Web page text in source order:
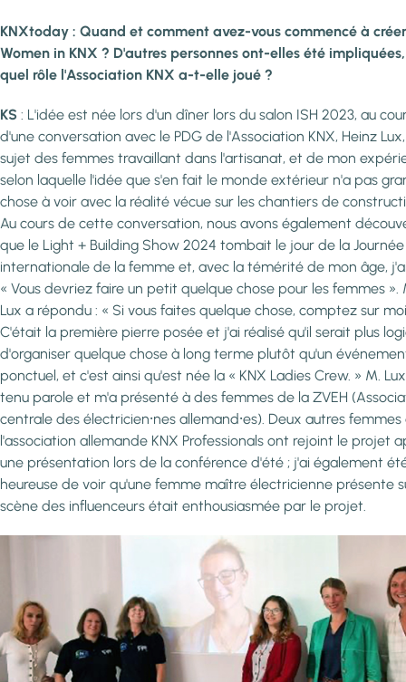
KNXtoday : Quand et comment avez-vous commencé à créer
Women in KNX ? D'autres personnes ont-elles été
quel rôle l'Association KNX a-t-elle joué ?
KS : L'idée est née lors d'un dîner lors du salon ISH 2023, au
d'une conversation avec le PDG de l'Association KNX, Heinz
sujet des femmes travaillant dans l'artisanat, et de mon
selon laquelle l'idée que s'en fait le monde extérieur n'a pas
chose à voir avec la réalité vécue sur les chantiers de
Au cours de cette conversation, nous avons également
que le Light + Building Show 2024 tombait le jour de la Journée
internationale de la femme et, avec la témérité de mon âge,
« Vous devriez faire un petit quelque chose pour les femmes ».
Lux a répondu : « Si vous faites quelque chose, comptez sur
C'était la première pierre posée et j'ai réalisé qu'il serait plus
d'organiser quelque chose à long terme plutôt qu'un
ponctuel, et c'est ainsi qu'est née la « KNX Ladies Crew. » M.
tenu parole et m'a présenté à des femmes de la ZVEH
centrale des électricien⸱nes allemand⸱es). Deux autres femmes
l'association allemande KNX Professionals ont rejoint le projet
une présentation lors de la conférence d'été ; j'ai également
heureuse de voir qu'une femme maître électricienne présente
scène des influenceurs était enthousiasmée par le projet.